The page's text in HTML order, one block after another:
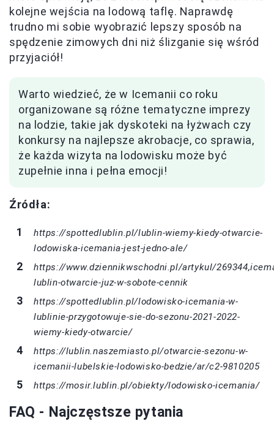
kolejne wejścia na lodową taflę. Naprawdę
trudno mi sobie wyobrazić lepszy sposób na
spędzenie zimowych dni niż ślizganie się wśród
przyjaciół!
Warto wiedzieć, że w Icemanii co roku
organizowane są różne tematyczne imprezy
na lodzie, takie jak dyskoteki na łyżwach czy
konkursy na najlepsze akrobacje, co sprawia,
że każda wizyta na lodowisku może być
zupełnie inna i pełna emocji!
Źródła:
https://spottedlublin.pl/lublin-wiemy-kiedy-otwarcie-
lodowiska-icemania-jest-jedno-ale/
https://www.dziennikwschodni.pl/artykul/
lublin-otwarcie-juz-w-sobote-cennik
https://spottedlublin.pl/lodowisko-icemania-w-
lublinie-przygotowuje-sie-do-sezonu-2021-2022-
wiemy-kiedy-otwarcie/
https://lublin.naszemiasto.pl/otwarcie-sezonu-w-
icemanii-lubelskie-lodowisko-bedzie/ar/c2-9810205
https://mosir.lublin.pl/obiekty/lodowisko-icemania/
FAQ - Najczęstsze pytania